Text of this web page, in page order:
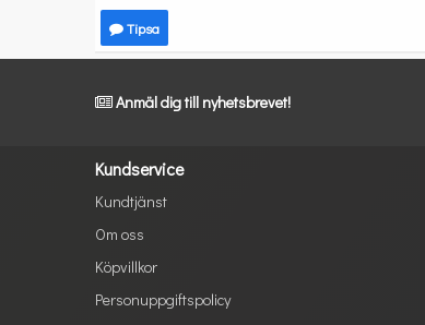
Tipsa
Anmäl dig till nyhetsbrevet!
Kundservice
Kundtjänst
Om oss
Köpvillkor
Personuppgiftspolicy